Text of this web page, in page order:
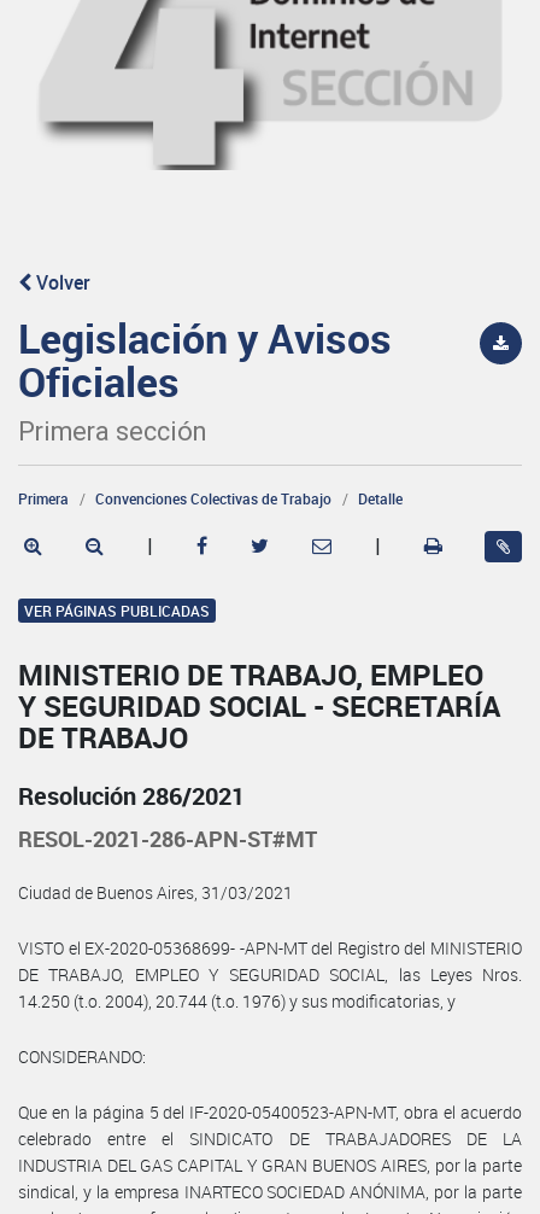
Volver
Legislación y Avisos
Oficiales
Primera sección
Primera Convenciones Colectivas de Trabajo Detalle
| |
VER PÁGINAS PUBLICADAS
MINISTERIO DE TRABAJO, EMPLEO
Y SEGURIDAD SOCIAL - SECRETARÍA
DE TRABAJO
Resolución 286/2021
RESOL-2021-286-APN-ST#MT
Ciudad de Buenos Aires, 31/03/2021
VISTO el EX-2020-05368699- -APN-MT del Registro del MINISTERIO
DE TRABAJO, EMPLEO Y SEGURIDAD SOCIAL, las Leyes Nros.
14.250 (t.o. 2004), 20.744 (t.o. 1976) y sus modificatorias, y
CONSIDERANDO:
Que en la página 5 del IF-2020-05400523-APN-MT, obra el acuerdo
celebrado entre el SINDICATO DE TRABAJADORES DE LA
INDUSTRIA DEL GAS CAPITAL Y GRAN BUENOS AIRES, por la parte
sindical, y la empresa INARTECO SOCIEDAD ANÓNIMA, por la parte